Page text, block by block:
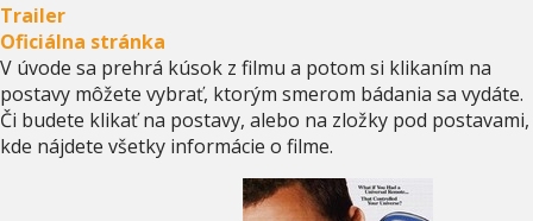
Trailer
Oficiálna stránka
V úvode sa prehrá kúsok z filmu a potom si klikaním na
postavy môžete vybrať, ktorým smerom bádania sa vydáte.
Či budete klikať na postavy, alebo na zložky pod postavami,
kde nájdete všetky informácie o filme.